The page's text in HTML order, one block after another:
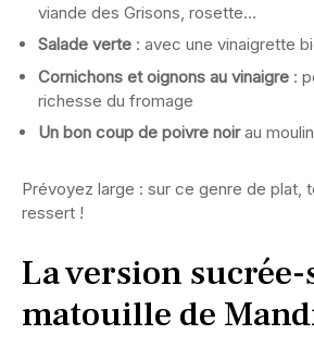
viande des Grisons, rosette…
Salade verte : avec une vinaigrette
Cornichons et oignons au vinaigre :
richesse du fromage
Un bon coup de poivre noirau moulin
Prévoyez large : sur ce genre de plat,
ressert !
La version
matouille de